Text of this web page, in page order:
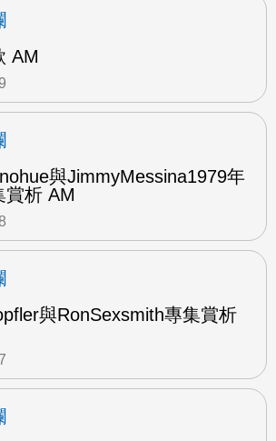
AM
與JimmyMessina1979年
賞析 AM
與RonSexsmith專集賞析